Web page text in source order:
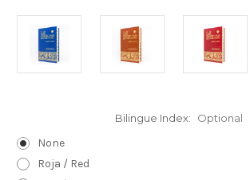
Bilingue Index: Optional
None
Roja / Red